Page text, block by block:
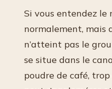
Si vous entendez le
normalement, mais
n’atteint pas le
se situe dans le
poudre de café,